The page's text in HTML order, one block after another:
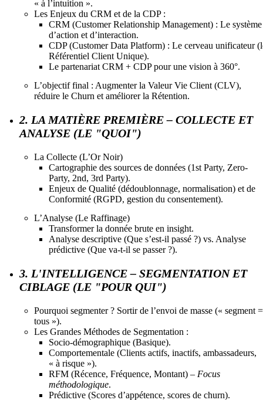
« à l’intuition ».
Les Enjeux du CRM et de la CDP :
CRM (Customer Relationship Management) : Le système
d’action et d’interaction.
CDP (Customer Data Platform) : Le cerveau unificateur
Référentiel Client Unique).
Le partenariat CRM + CDP pour une vision à 360°.
L’objectif final : Augmenter la Valeur Vie Client (CLV),
réduire le Churn et améliorer la Rétention.
2. LA MATIÈRE PREMIÈRE – COLLECTE ET
ANALYSE (LE "QUOI")
La Collecte (L’Or Noir)
Cartographie des sources de données (1st Party, Zero-
Party, 2nd, 3rd Party).
Enjeux de Qualité (dédoublonnage, normalisation) et de
Conformité (RGPD, gestion du consentement).
L’Analyse (Le Raffinage)
Transformer la donnée brute en insight.
Analyse descriptive (Que s’est-il passé ?) vs. Analyse
prédictive (Que va-t-il se passer ?).
3. L'INTELLIGENCE – SEGMENTATION ET
CIBLAGE (LE "POUR QUI")
Pourquoi segmenter ? Sortir de l’envoi de masse (« segment =
tous »).
Les Grandes Méthodes de Segmentation :
Socio-démographique (Basique).
Comportementale (Clients actifs, inactifs, ambassadeurs,
« à risque »).
RFM (Récence, Fréquence, Montant) – Focus
méthodologique.
Prédictive (Scores d’appétence, scores de churn).